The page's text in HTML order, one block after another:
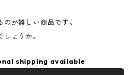
が難しい商品です。
ょうか。
shipping available